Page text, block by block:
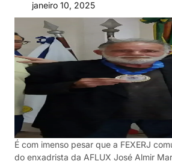
janeiro 10, 2025
É com imenso pesar que a FEXERJ
do enxadrista da AFLUX José Almir